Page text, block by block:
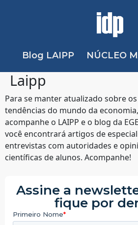
Blog LAIPP NÚCLEO
Laipp
Para se manter atualizado sobre
tendências do mundo da
acompanhe o LAIPP e o blog da
você encontrará artigos de
entrevistas com autoridades e
científicas de alunos. Acompanhe!
Assine a
fique por